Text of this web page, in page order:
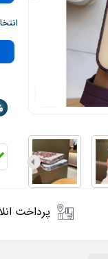
پرداخت